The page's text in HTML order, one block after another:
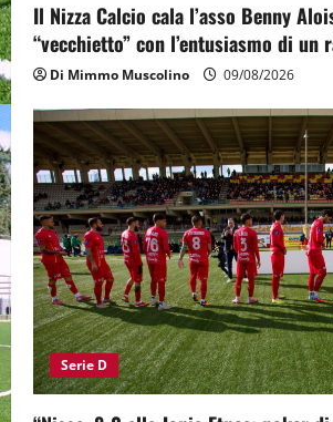
Il Nizza Calcio cala l’asso Benny
“vecchietto” con l’entusiasmo di un
Di Mimmo Muscolino 09/08/2026
Serie D